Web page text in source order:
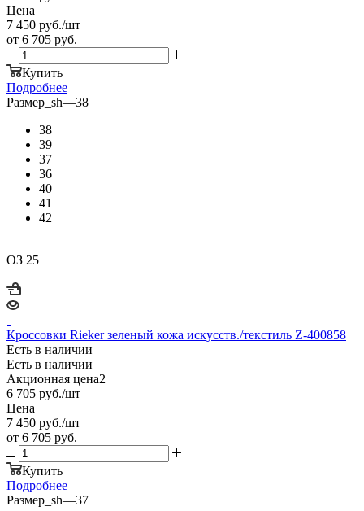
Цена
7 450 руб./шт
от 6 705 руб.
Купить
Подробнее
Размер_sh—38
38
39
37
36
40
41
42
ОЗ 25
Кроссовки Rieker зеленый кожа искусств./текстиль Z-400858
Есть в наличии
Есть в наличии
Акционная цена2
6 705 руб./шт
Цена
7 450 руб./шт
от 6 705 руб.
Купить
Подробнее
Размер_sh—37